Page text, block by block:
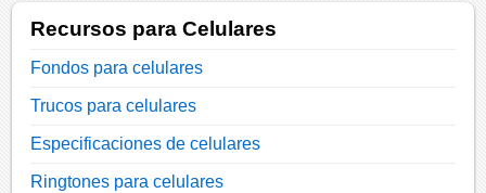
Recursos para Celulares
Fondos para celulares
Trucos para celulares
Especificaciones de celulares
Ringtones para celulares